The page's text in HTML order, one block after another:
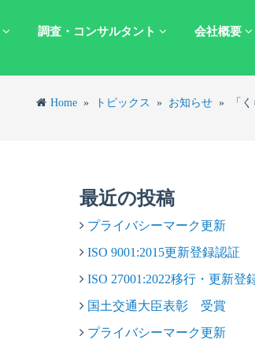
調査・コンサルタント 会社概要
Home » トピックス » お知らせ » 「
最近の投稿
プライバシーマーク更新
ISO 9001:2015更新登録認証
ISO 27001:2022移行・更新登
国土交通大臣表彰 受賞
プライバシーマーク更新